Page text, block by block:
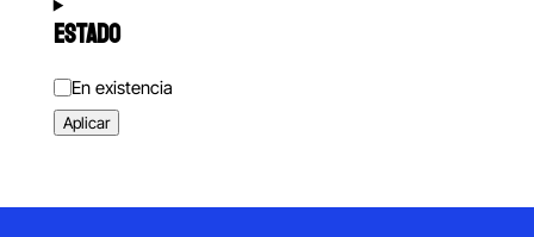
ESTADO
Estado
En existencia
Aplicar